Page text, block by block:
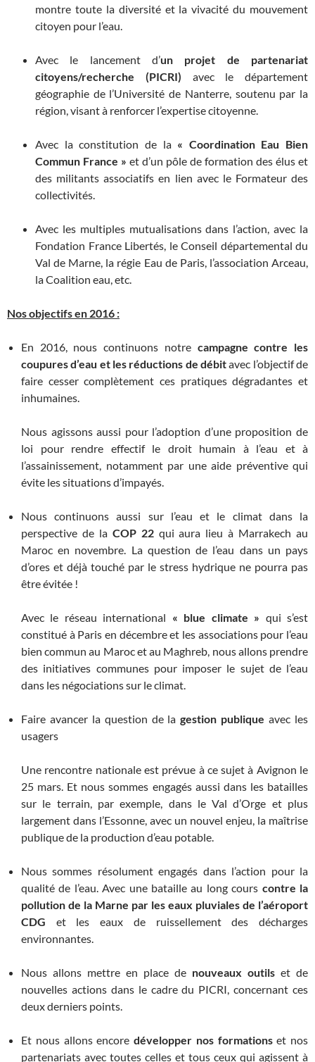
montre toute la diversité et la vivacité du mouvement
citoyen pour l’eau.
Avec le lancement d’un projet de partenariat
citoyens/recherche (PICRI) avec le département
géographie de l’Université de Nanterre, soutenu par la
région, visant à renforcer l’expertise citoyenne.
Avec la constitution de la « Coordination Eau Bien
Commun France » et d’un pôle de formation des élus et
des militants associatifs en lien avec le Formateur des
collectivités.
Avec les multiples mutualisations dans l’action, avec la
Fondation France Libertés, le Conseil départemental du
Val de Marne, la régie Eau de Paris, l’association Arceau,
la Coalition eau, etc.
Nos objectifs en 2016 :
En 2016, nous continuons notre campagne contre les
coupures d’eau et les réductions de débitavec l’objectif de
faire cesser complètement ces pratiques dégradantes et
inhumaines.
Nous agissons aussi pour l’adoption d’une proposition de
loi pour rendre effectif le droit humain à l’eau et à
l’assainissement, notamment par une aide préventive qui
évite les situations d’impayés.
Nous continuons aussi sur l’eau et le climat dans la
perspective de la COP 22qui aura lieu à Marrakech au
Maroc en novembre. La question de l’eau dans un pays
d’ores et déjà touché par le stress hydrique ne pourra pas
être évitée !
Avec le réseau international « blue climate » qui s’est
constitué à Paris en décembre et les associations pour l’eau
bien commun au Maroc et au Maghreb, nous allons prendre
des initiatives communes pour imposer le sujet de l’eau
dans les négociations sur le climat.
Faire avancer la question de lagestion publique avec les
usagers
Une rencontre nationale est prévue à ce sujet à Avignon le
25 mars. Et nous sommes engagés aussi dans les batailles
sur le terrain, par exemple, dans le Val d’Orge et plus
largement dans l’Essonne, avec un nouvel enjeu, la maîtrise
publique de la production d’eau potable.
Nous sommes résolument engagés dans l’action pour la
qualité de l’eau. Avec une bataille au long cours contre la
pollution de la Marne par les eaux pluviales de l’aéroport
CDG et les eaux de ruissellement des décharges
environnantes.
Nous allons mettre en place de nouveaux outils et de
nouvelles actions dans le cadre du PICRI, concernant ces
deux derniers points.
Et nous allons encore développer nos formationset nos
partenariats avec toutes celles et tous ceux qui agissent à